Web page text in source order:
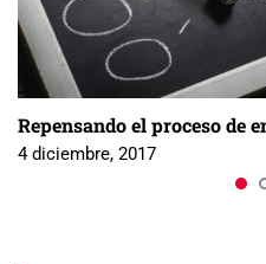
Repensando el proceso de
4 diciembre, 2017